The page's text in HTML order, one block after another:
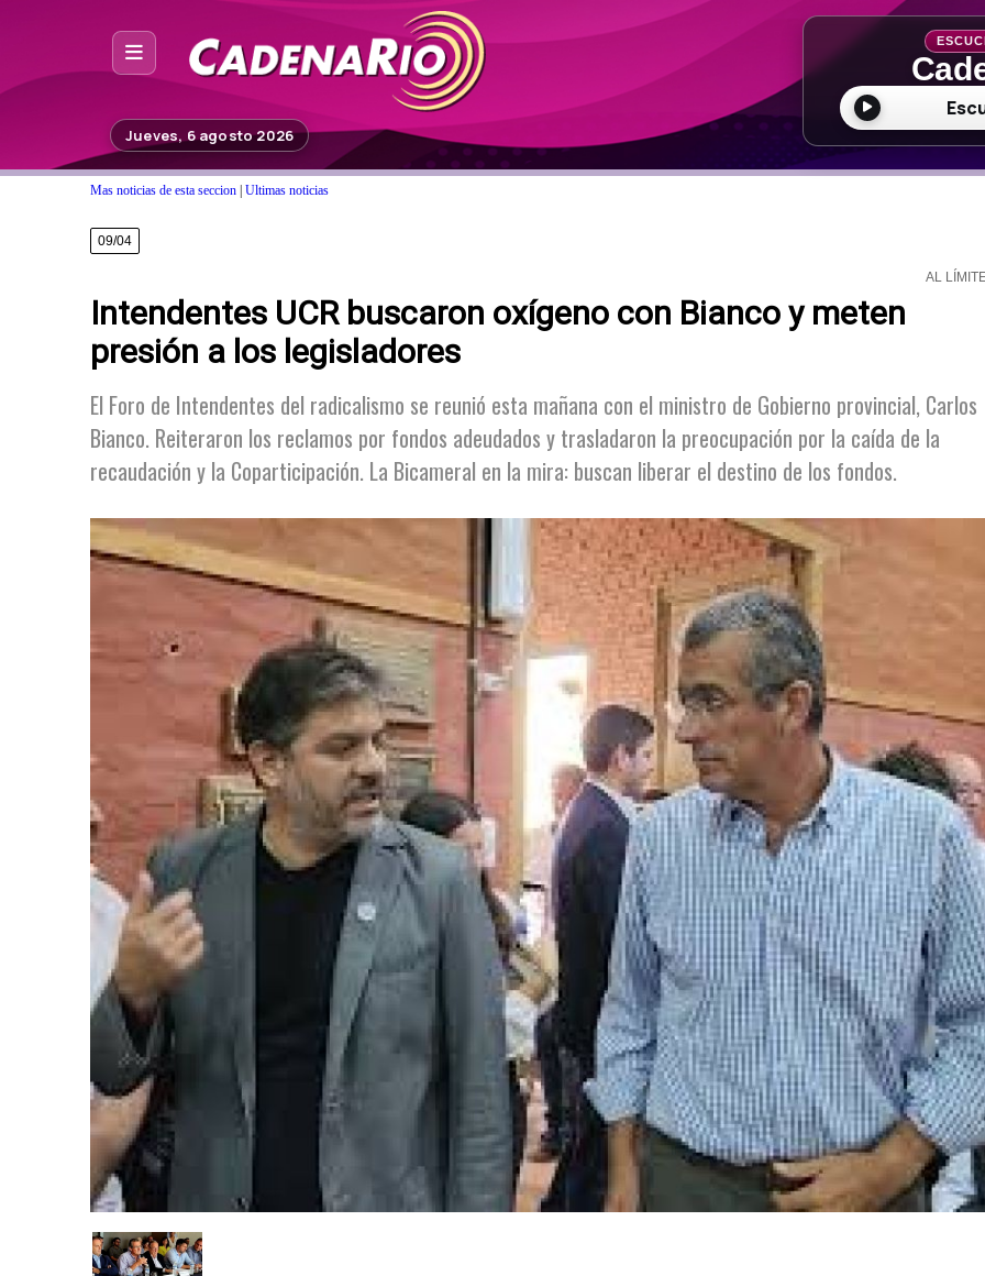
Noticias
Fuera de Foco
Programación
Contacto
Jueves, 6 agosto 2026
Mas noticias de esta seccion Ultimas noticias
09/04
AL
Intendentes UCR buscaron oxígeno con Bianco y meten
presión a los legisladores
El Foro de Intendentes del radicalismo se reunió esta mañana con el ministro de Gobierno provincial, Carlos
Bianco. Reiteraron los reclamos por fondos adeudados y trasladaron la preocupación por la caída de la
recaudación y la Coparticipación. La Bicameral en la mira: buscan liberar el destino de los fondos.